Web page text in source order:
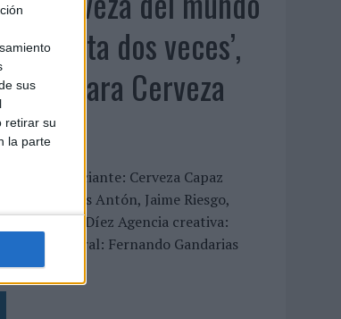
sus
retirar su
la parte
disfruta dos veces’,
para Cerveza
Anunciante: Cerveza Capaz
Carlos Antón, Jaime Riesgo,
y Nacho Díez Agencia creativa:
general: Fernando Gandarias